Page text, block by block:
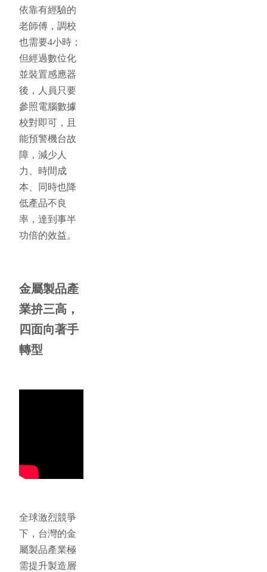
依靠有經驗的
老師傅，調校
也需要4小時；
但經過數位化
並裝置感應器
後，人員只要
參照電腦數據
校對即可，且
能預警機台故
障，減少人
力、時間成
本、同時也降
低產品不良
率，達到事半
功倍的效益。
金屬製品產
業拚三高，
四面向著手
轉型
全球激烈競爭
下，台灣的金
屬製品產業極
需提升製造層